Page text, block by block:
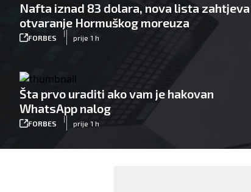
Nafta iznad 83 dolara, nova lista
otvaranje Hormuškog moreuza
FORBES
|
prije 1 h
Šta prvo uraditi ako vam je hakovan
WhatsApp nalog
FORBES
|
prije 1 h